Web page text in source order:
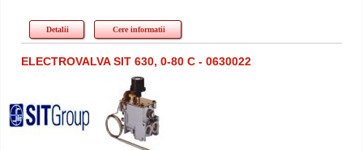
Detalii Cere informatii
ELECTROVALVA SIT 630, 0-80 C - 0630022